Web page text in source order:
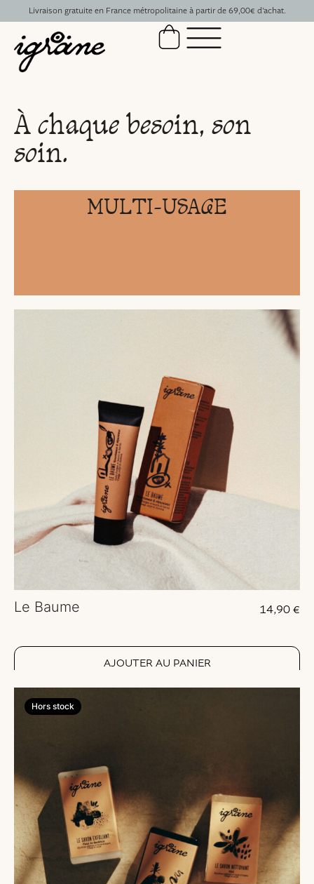
Livraison gratuite en France métropolitaine à partir de 69,00€ d’achat.
À chaque besoin, son
soin.
14,90 €
Le Baume
Hors stock
MULTI-USAGE